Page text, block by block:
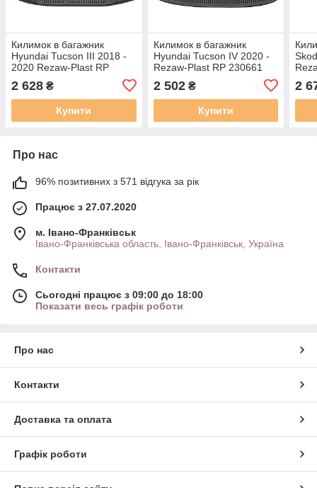
Килимок в багажник
Hyundai Tucson III 2018 -
2020 Rezaw-Plast RP
2 628 ₴
Купити
Килимок в багажник
Hyundai Tucson IV 2020 -
Rezaw-Plast RP 230661
2 502₴
Купити
2
Про нас
96% позитивних з 571 відгука за рік
Працює з 27.07.2020
м. Івано-Франківськ
Івано-Франківська область, Івано-Франківськ, Україна
Контакти
Сьогодні працює з 09:00 до 18:00
Показати весь графік роботи
Про нас
Контакти
Доставка та оплата
Графік роботи